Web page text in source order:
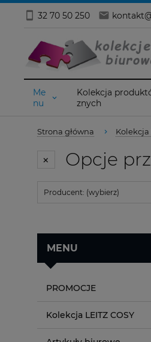
32 70 50 250
Me
nu
Kolekcja
znych
Strona główna
Opcje
Producent: (wybierz)
MENU
PROMOCJE
Kolekcja LEITZ COSY